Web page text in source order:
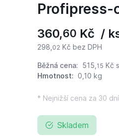
Profipress-
360,60 Kč /
298, 02 Kč bez DPH
Běžná cena: 515, 15 Kč
Hmotnost: 0,10 kg
* Nejnižší cena za 30 dní
Skladem